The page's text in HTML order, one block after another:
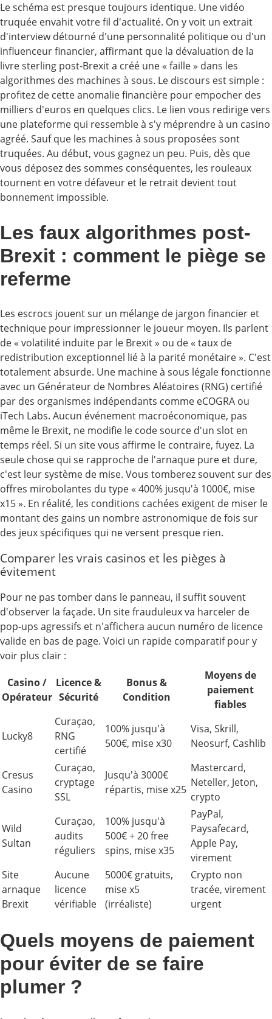
Le schéma est presque toujours identique. Une vidéo
truquée envahit votre fil d'actualité. On y voit un extrait
d'interview détourné d'une personnalité politique ou d'un
influenceur financier, affirmant que la dévaluation de la
livre sterling post-Brexit a créé une « faille » dans les
algorithmes des machines à sous. Le discours est simple :
profitez de cette anomalie financière pour empocher des
milliers d'euros en quelques clics. Le lien vous redirige vers
une plateforme qui ressemble à s'y méprendre à un casino
agréé. Sauf que les machines à sous proposées sont
truquées. Au début, vous gagnez un peu. Puis, dès que
vous déposez des sommes conséquentes, les rouleaux
tournent en votre défaveur et le retrait devient tout
bonnement impossible.
Les faux algorithmes post-
Brexit : comment le piège se
referme
Les escrocs jouent sur un mélange de jargon financier et
technique pour impressionner le joueur moyen. Ils parlent
de « volatilité induite par le Brexit » ou de « taux de
redistribution exceptionnel lié à la parité monétaire ». C'est
totalement absurde. Une machine à sous légale fonctionne
avec un Générateur de Nombres Aléatoires (RNG) certifié
par des organismes indépendants comme eCOGRA ou
iTech Labs. Aucun événement macroéconomique, pas
même le Brexit, ne modifie le code source d'un slot en
temps réel. Si un site vous affirme le contraire, fuyez. La
seule chose qui se rapproche de l'arnaque pure et dure,
c'est leur système de mise. Vous tomberez souvent sur des
offres mirobolantes du type « 400% jusqu'à 1000€, mise
x15 ». En réalité, les conditions cachées exigent de miser le
montant des gains un nombre astronomique de fois sur
des jeux spécifiques qui ne versent presque rien.
Comparer les vrais casinos et les pièges à
évitement
Pour ne pas tomber dans le panneau, il suffit souvent
d'observer la façade. Un site frauduleux va harceler de
pop-ups agressifs et n'affichera aucun numéro de licence
valide en bas de page. Voici un rapide comparatif pour y
voir plus clair :
Casino /
Opérateur
Licence &
Sécurité
Bonus &
Condition
Moyens de
paiement
fiables
Lucky8
Curaçao,
RNG
certifié
100% jusqu'à
500€, mise x30
Visa, Skrill,
Neosurf, Cashlib
Cresus
Casino
Curaçao,
cryptage
SSL
Jusqu'à 3000€
répartis, mise x25
Mastercard,
Neteller, Jeton,
crypto
Wild
Sultan
Curaçao,
audits
réguliers
100% jusqu'à
500€ + 20 free
spins, mise x35
PayPal,
Paysafecard,
Apple Pay,
virement
Site
arnaque
Brexit
Aucune
licence
vérifiable
5000€ gratuits,
mise x5
(irréaliste)
Crypto non
tracée, virement
urgent
Quels moyens de paiement
pour éviter de se faire
plumer ?